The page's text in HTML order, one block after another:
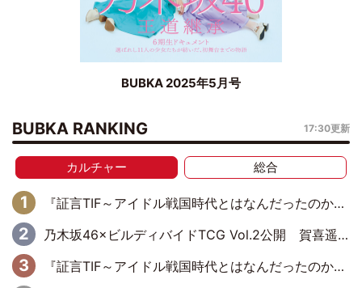
BUBKA 2025年5月号
BUBKA RANKING 17:30更新
カルチャー 総合
『証言TIF～アイドル戦国時代とはなんだったのか～』第10回：さくら学院・武藤彩未×飯田らうら「正直、中3で辞めるというのを信じてなくて。そう言われてはいたけど、嘘でしょって」
乃木坂46×ビルディバイドTCG Vol.2公開 賀喜遥香＆田村真佑が『京まふ』ステージに登壇
『証言TIF～アイドル戦国時代とはなんだったのか～』第8回：Negicco・Nao☆×Megu×Kaede「東京からオファーが来たのと、梨の皮剥きとどっちが大事なんだって」